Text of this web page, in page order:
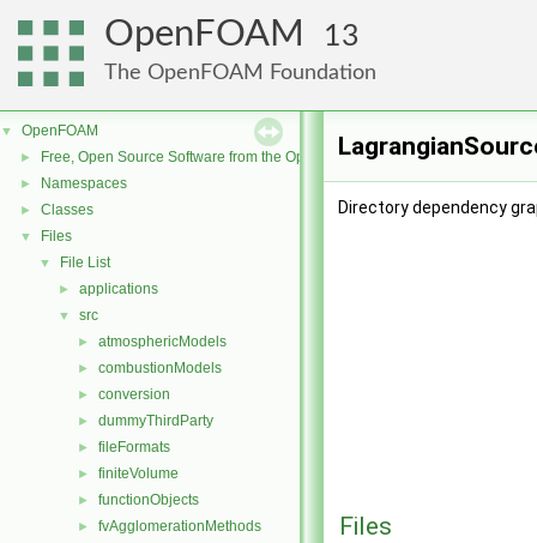
OpenFOAM 13
The OpenFOAM Foundation
▼ OpenFOAM
► Free, Open Source Software from the OpenFOAM Foundation
► Namespaces
► Classes
▼ Files
▼ File List
► applications
▼ src
► atmosphericModels
► combustionModels
► conversion
► dummyThirdParty
► fileFormats
► finiteVolume
► functionObjects
► fvAgglomerationMethods
Directory dependency
Files